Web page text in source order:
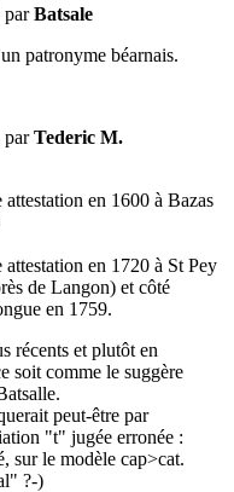
parBatsale
patronyme béarnais.
parTederic M.
en 1600 à Bazas
en 1720 à St Pey
de Langon) et côté
en 1759.
récents et plutôt en
soit comme le suggère
peut-être par
"t" jugée erronée :
sur le modèle cap>cat.
?-)